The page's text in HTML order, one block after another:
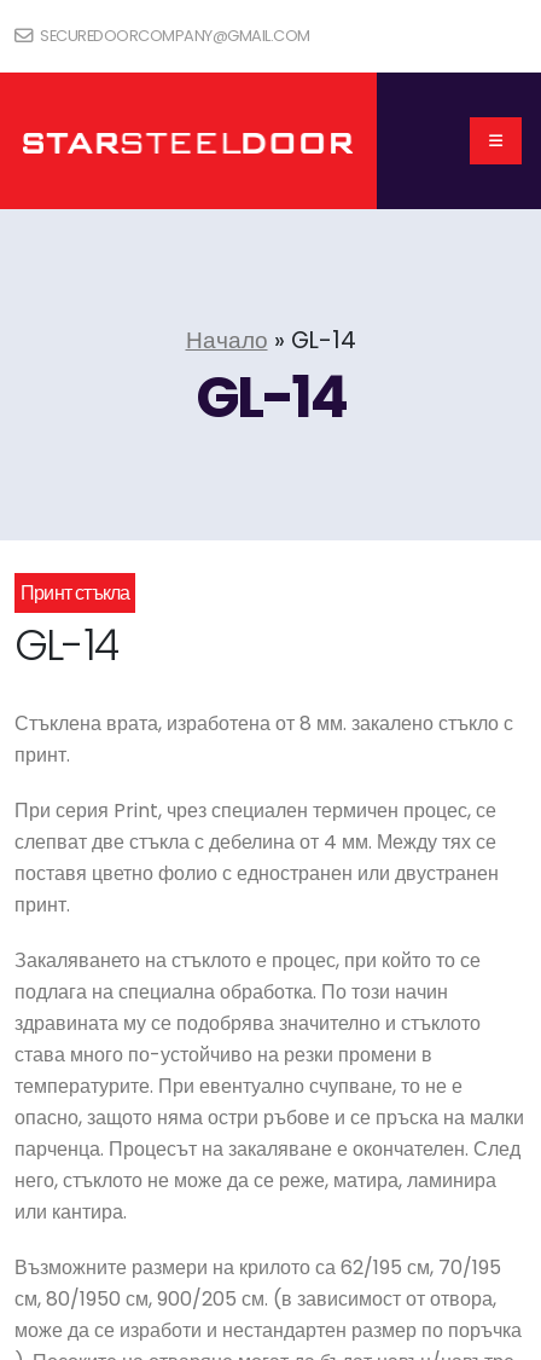
SECUREDOORCOMPANY@GMAIL.COM
Начало » GL-14
GL-14
Принт стъкла
GL-14
Стъклена врата, изработена от 8 мм. закалено стъкло с
принт.
При серия Print, чрез специален термичен процес, се
слепват две стъкла с дебелина от 4 мм. Между тях се
поставя цветно фолио с едностранен или двустранен
принт.
Закаляването на стъклото е процес, при който то се
подлага на специална обработка. По този начин
здравината му се подобрява значително и стъклото
става много по-устойчиво на резки промени в
температурите. При евентуално счупване, то не е
опасно, защото няма остри ръбове и се пръска на малки
парченца. Процесът на закаляване е окончателен. След
него, стъклото не може да се реже, матира, ламинира
или кантира.
Възможните размери на крилото са 62/195 см, 70/195
см, 80/1950 см, 900/205 см. (в зависимост от отвора,
може да се изработи и нестандартен размер по поръчка